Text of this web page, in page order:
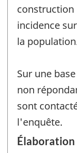
incidence
la
Sur une
non
sont
l'enquête.